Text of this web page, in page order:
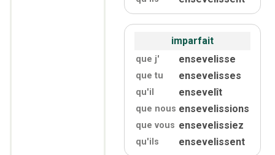
imparfait
que j' ensevelisse
que tu ensevelisses
qu'il ensevelît
que nous ensevelissions
que vous ensevelissiez
qu'ils ensevelissent